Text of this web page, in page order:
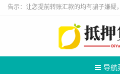
告示：让您提前转账汇款的均有骗子嫌疑
导航